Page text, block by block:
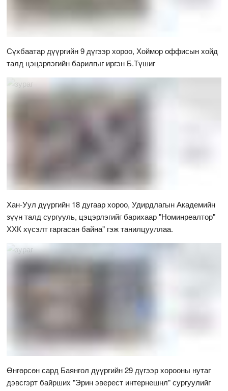
Сүхбаатар дүүргийн 9 дүгээр хороо, Хоймор оффисын хойд
талд цэцэрлэгийн барилгыг иргэн Б.Түшиг
Хан-Уул дүүргийн 18 дугаар хороо, Удирдлагын Академийн
зүүн талд сургууль, цэцэрлэгийг барихаар "Номинреалтор"
ХХК хүсэлт гаргасан байна" гэж танилцууллаа.
Өнгөрсөн сард Баянгол дүүргийн 29 дүгээр хорооны нутаг
дэвсгэрт байрших "Эрин эверест интернешнл" сургуулийг